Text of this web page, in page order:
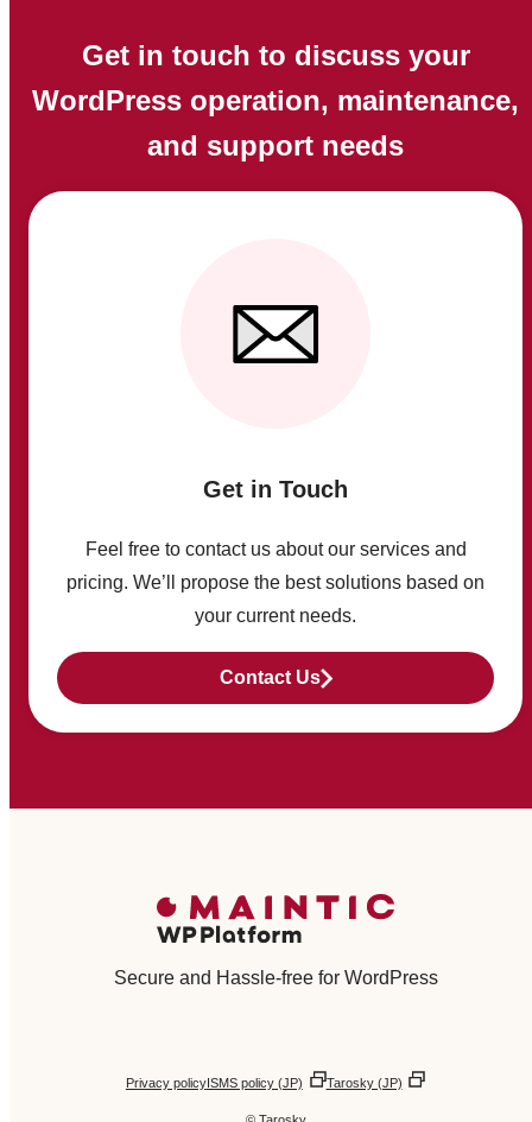
Get in touch to discuss your
WordPress operation, maintenance,
and support needs
Get in Touch
Feel free to contact us about our services and
pricing. We’ll propose the best solutions based on
your current needs.
Contact Us
Secure and Hassle-free for WordPress
Privacy policyISMS policy (JP) Tarosky (JP)